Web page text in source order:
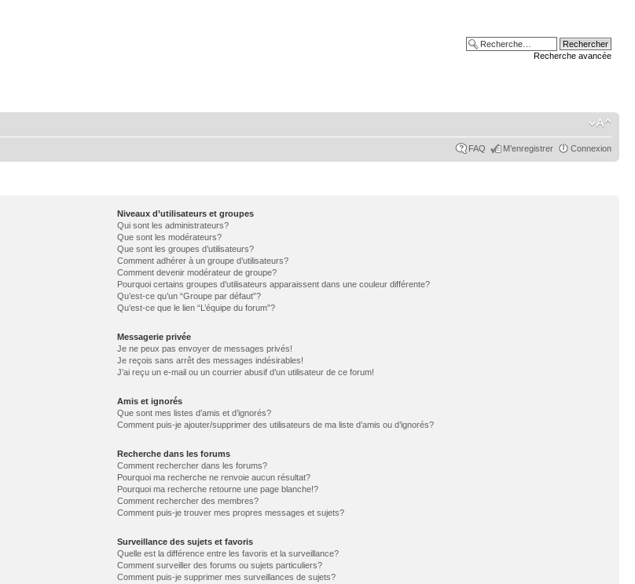
Recherche avancée
FAQ M’enregistrer Connexion
Niveaux d’utilisateurs et groupes
Qui sont les administrateurs?
Que sont les modérateurs?
Que sont les groupes d’utilisateurs?
Comment adhérer à un groupe d’utilisateurs?
Comment devenir modérateur de groupe?
Pourquoi certains groupes d’utilisateurs apparaissent dans une couleur différente?
Qu’est-ce qu’un “Groupe par défaut”?
Qu’est-ce que le lien “L’équipe du forum”?
Messagerie privée
Je ne peux pas envoyer de messages privés!
Je reçois sans arrêt des messages indésirables!
J’ai reçu un e-mail ou un courrier abusif d’un utilisateur de ce forum!
Amis et ignorés
Que sont mes listes d’amis et d’ignorés?
Comment puis-je ajouter/supprimer des utilisateurs de ma liste d’amis ou d’ignorés?
Recherche dans les forums
Comment rechercher dans les forums?
Pourquoi ma recherche ne renvoie aucun résultat?
Pourquoi ma recherche retourne une page blanche!?
Comment rechercher des membres?
Comment puis-je trouver mes propres messages et sujets?
Surveillance des sujets et favoris
Quelle est la différence entre les favoris et la surveillance?
Comment surveiller des forums ou sujets particuliers?
Comment puis-je supprimer mes surveillances de sujets?